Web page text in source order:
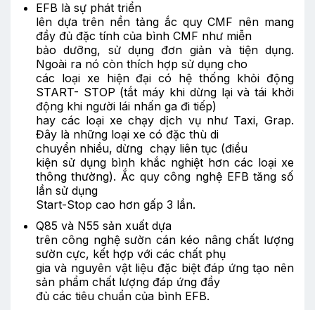
EFB là sự phát triển
lên dựa trên nền tảng ắc quy CMF nên mang
đầy đủ đặc tính của bình CMF như miễn
bảo dưỡng, sử dụng đơn giản và tiện dụng.
Ngoài ra nó còn thích hợp sử dụng cho
các loại xe hiện đại có hệ thống khỏi động
START- STOP (tắt máy khi dừng lại và tái khởi
động khi người lái nhấn ga đi tiếp)
hay các loại xe chạy dịch vụ như Taxi, Grap.
Đây là những loại xe có đặc thù di
chuyển nhiều, dừng chạy liên tục (điều
kiện sử dụng bình khắc nghiệt hơn các loại xe
thông thường). Ắc quy công nghệ EFB tăng số
lần sử dụng
Start-Stop cao hơn gấp 3 lần.
Q85 và N55 sản xuất dựa
trên công nghệ sườn cán kéo nâng chất lượng
sườn cực, kết hợp với các chất phụ
gia và nguyên vật liệu đặc biệt đáp ứng tạo nên
sản phẩm chất lượng đáp ứng đầy
đủ các tiêu chuẩn của bình EFB.